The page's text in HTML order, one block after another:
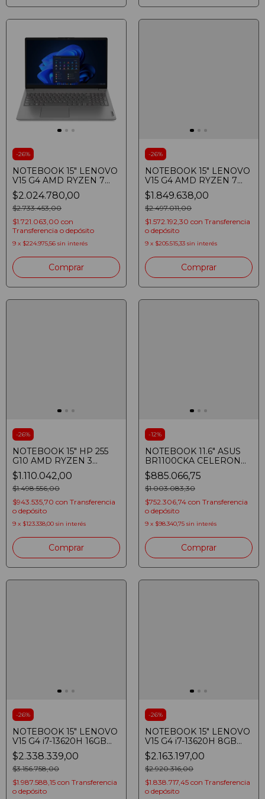
-26%
NOTEBOOK 15" LENOVO
V15 G4 AMD RYZEN 7
7730U 16GB SSD 512GB
FULLHD WINDOWS
PRO IRON GREY
$2.024.780,00
$2.733.453,00
$1.721.063,00 con
Transferencia o depósito
9 x $224.975,56 sin interés
-26%
NOTEBOOK 15" LENOVO
V15 G4 AMD RYZEN 7
7730U 8GB SSD 512GB
FULLHD IRON GREY
$1.849.638,00
$2.497.011,00
$1.572.192,30 con Transferencia
o depósito
9 x $205.515,33 sin interés
-26%
NOTEBOOK 15" HP 255
G10 AMD RYZEN 3
7330U 8GB SSD 256GB
HD
$1.110.042,00
$1.498.556,00
$943.535,70 con Transferencia
o depósito
9 x $123.338,00 sin interés
-12%
NOTEBOOK 11.6" ASUS
BR1100CKA CELERON
N4500 4GB SSD 128GB
HD WINDOWS 11 PRO
DARK GREY
$885.066,75
$1.003.083,30
$752.306,74 con Transferencia
o depósito
9 x $98.340,75 sin interés
-26%
NOTEBOOK 15" LENOVO
V15 G4 i7-13620H 16GB
SSD 512GB FULLHD
IRON GREY
$2.338.339,00
$3.156.758,00
$1.987.588,15 con Transferencia
o depósito
-26%
NOTEBOOK 15" LENOVO
V15 G4 i7-13620H 8GB
SSD 512GB FULLHD
IRON GREY
$2.163.197,00
$2.920.316,00
$1.838.717,45 con Transferencia
o depósito